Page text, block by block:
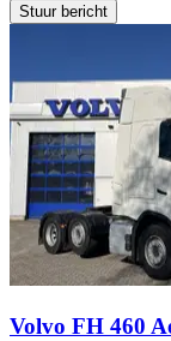
Stuur bericht
Volvo FH 460